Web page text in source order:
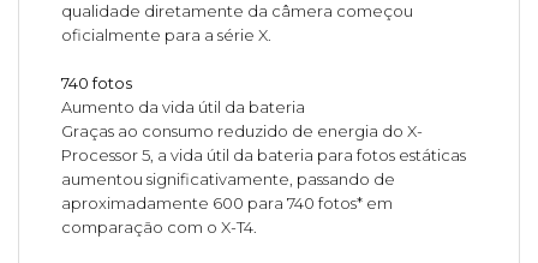
qualidade diretamente da câmera começou
oficialmente para a série X.
740 fotos
Aumento da vida útil da bateria
Graças ao consumo reduzido de energia do X-
Processor 5, a vida útil da bateria para fotos estáticas
aumentou significativamente, passando de
aproximadamente 600 para 740 fotos* em
comparação com o X-T4.